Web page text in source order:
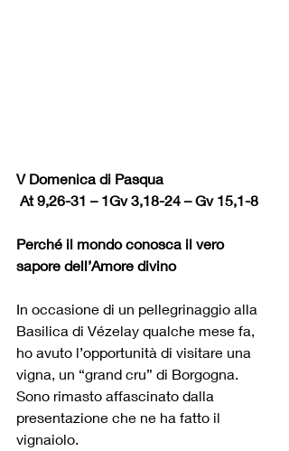
V Domenica di Pasqua
At 9,26-31 – 1Gv 3,18-24 – Gv 15,1-8
Perché il mondo conosca il vero
sapore dell’Amore divino
In occasione di un pellegrinaggio alla
Basilica di Vézelay qualche mese fa,
ho avuto l’opportunità di visitare una
vigna, un “grand cru” di Borgogna.
Sono rimasto affascinato dalla
presentazione che ne ha fatto il
vignaiolo.